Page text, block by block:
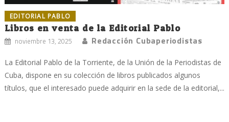
EDITORIAL PABLO
Libros en venta de la Editorial Pablo
noviembre 13, 2025 Redacción Cubaperiodistas
La Editorial Pablo de la Torriente, de la Unión de la Periodistas de
Cuba, dispone en su colección de libros publicados algunos
títulos, que el interesado puede adquirir en la sede de la editorial,...